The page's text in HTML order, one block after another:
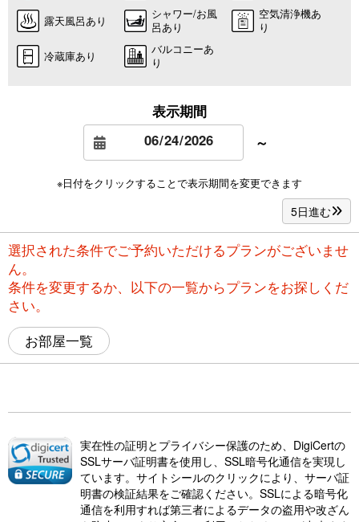
露天風呂あり
シャワー/お風
呂あり
空気清浄機あ
り
冷蔵庫あり
バルコニーあ
り
表示期間
～
※日付をクリックすることで表示期間を変更できます
5日進む
選択された条件でご予約いただけるプランがございませ
ん。
条件を変更するか、以下の一覧からプランをお探しくだ
さい。
お部屋一覧
実在性の証明とプライバシー保護のため、DigiCertの
SSLサーバ証明書を使用し、SSL暗号化通信を実現し
ています。サイトシールのクリックにより、サーバ証
明書の検証結果をご確認ください。SSLによる暗号化
通信を利用すれば第三者によるデータの盗用や改ざん